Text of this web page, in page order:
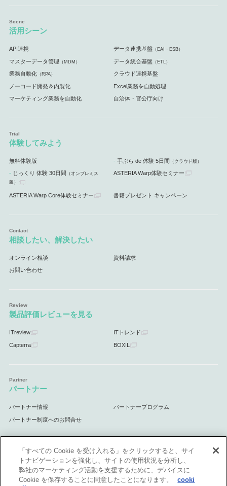
活用シーン
API連携 データ連携基盤 （EAI・ESB）
マスターデータ管理 （MDM） データ統合基盤 （ETL）
業務自動化（RPA） クラウド連携基盤
ノーコード開発＆内製化 Excel業務を自動処理
マーケティング業務を自動化 自治体・官公庁向け
体験してみよう
無料体験版 手ぶら de 体験 5日間 （クラウド版）
じっくり 体験 30日間 （オンプレミス
版）
ASTERIA Warp体験セミナー
ASTERIA Warp Core体験セミナー 書籍プレゼント キャンペーン
相談したい、解決したい
オンライン相談 資料請求
お問い合わせ
製品評価レビューを見る
ITreview ITトレンド
Capterra BOXIL
パートナー
パートナー情報 パートナープログラム
パートナー制度へのお問合せ
サポート
サポート情報
「すべての Cookie を受け入れる」をクリックすると、サイ
トナビゲーションを強化し、サイトの使用状況を分析し、
弊社のマーケティング活動を支援するために、デバイスに
Cookie を保存することに同意したことになります。
cooki